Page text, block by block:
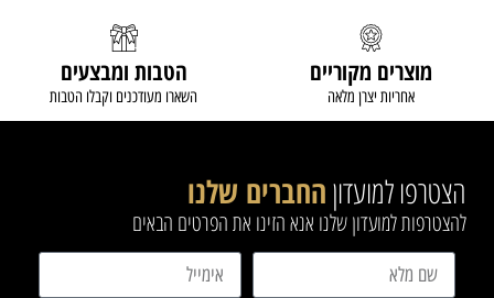
מוצרים מקוריים
אחריות יצרן מלאה
הטבות ומבצעים
השארו מעודכנים וקבלו הטבות
הצטרפו למועדוןהחברים שלנו
להצטרפות למועדון שלנו אנא הזינו את הפרטים הבאים